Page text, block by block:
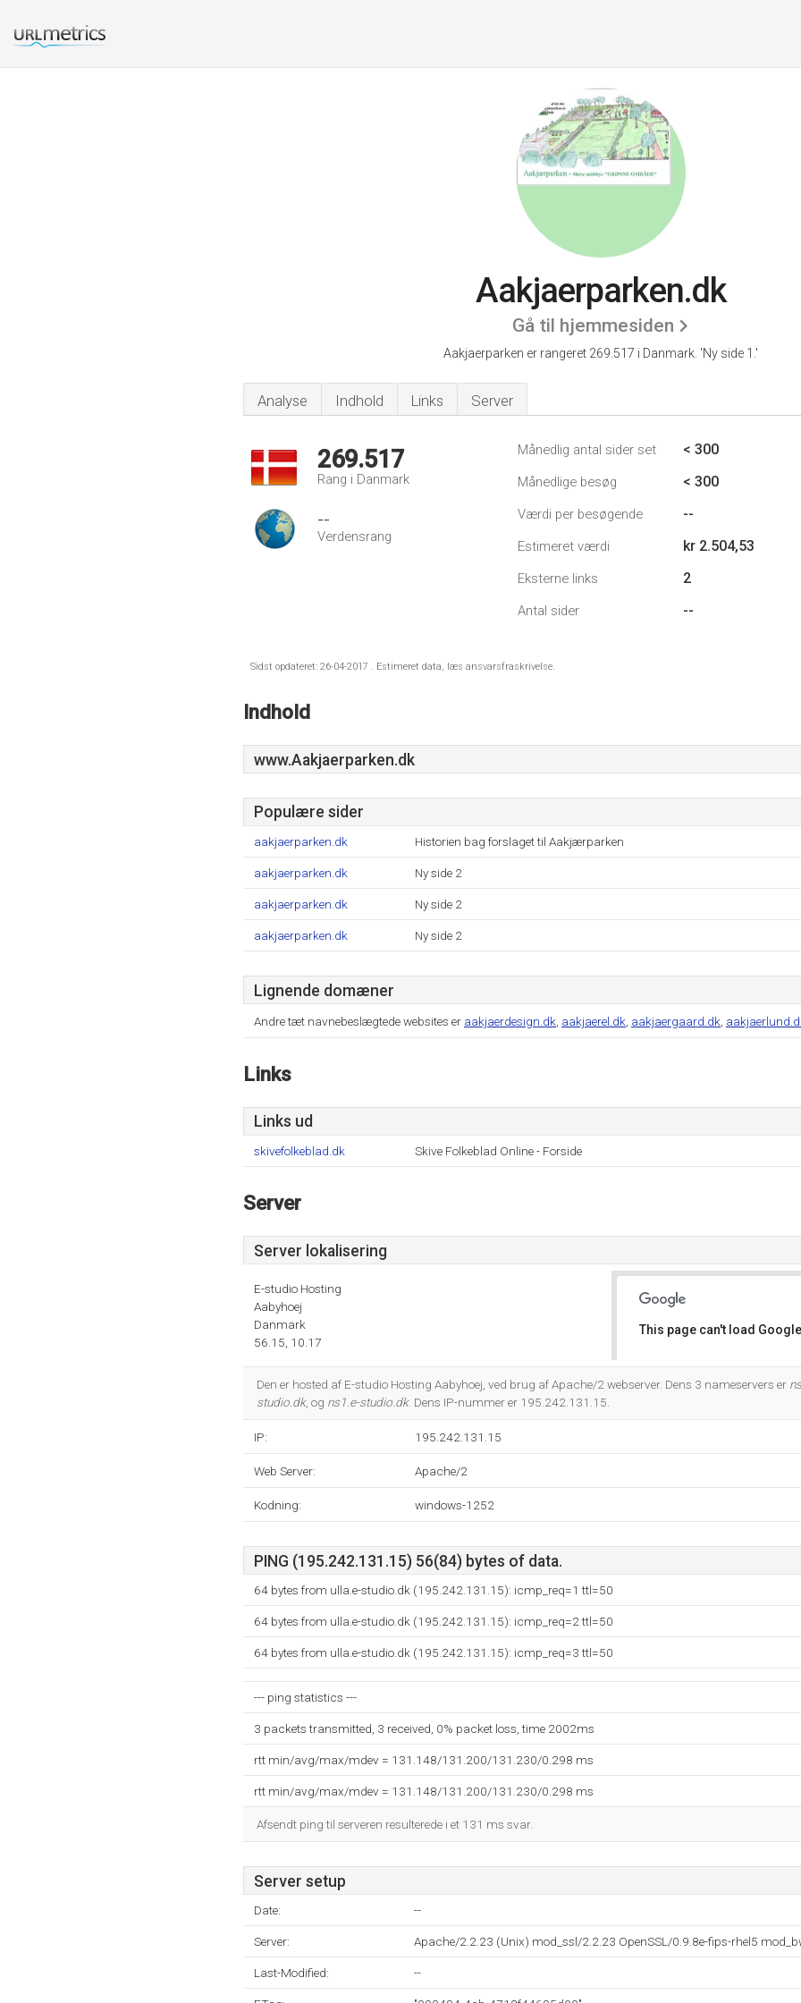
Aakjaerparken.dk
Gå til hjemmesiden
Aakjaerparken er rangeret 269.517 i Danmark. 'Ny side 1.'
Analyse Indhold Links Server
269.517
Rang i Danmark
--
Verdensrang
Månedlig antal sider set < 300
Månedlige besøg < 300
Værdi per besøgende --
Estimeret værdi kr 2.504,53
Eksterne links 2
Antal sider --
Sidst opdateret: 26-04-2017 . Estimeret data, læs ansvarsfraskrivelse.
Indhold
www.Aakjaerparken.dk
Populære sider
aakjaerparken.dk Historien bag forslaget til Aakjærparken
aakjaerparken.dk Ny side 2
aakjaerparken.dk Ny side 2
aakjaerparken.dk Ny side 2
Lignende domæner
Andre tæt navnebeslægtede websites er aakjaerdesign.dk aakjaerel.dk aakjaergaard.dk
Links
Links ud
skivefolkeblad.dk Skive Folkeblad Online - Forside
Server
Server lokalisering
E-studio Hosting
Aabyhoej
Danmark
56.15, 10.17
This page can't load
Den er hosted af E-studio Hosting Aabyhoej, ved brug af Apache/2 webserver. Dens 3 nameservers er
studio.dk, og ns1.e-studio.dk. Dens IP-nummer er 195.242.131.15.
IP: 195.242.131.15
Web Server: Apache/2
Kodning: windows-1252
PING (195.242.131.15) 56(84) bytes of data.
64 bytes from ulla.e-studio.dk (195.242.131.15): icmp_req=1 ttl=50
64 bytes from ulla.e-studio.dk (195.242.131.15): icmp_req=2 ttl=50
64 bytes from ulla.e-studio.dk (195.242.131.15): icmp_req=3 ttl=50
--- ping statistics ---
3 packets transmitted, 3 received, 0% packet loss, time 2002ms
rtt min/avg/max/mdev = 131.148/131.200/131.230/0.298 ms
rtt min/avg/max/mdev = 131.148/131.200/131.230/0.298 ms
Afsendt ping til serveren resulterede i et 131 ms svar.
Server setup
Date: --
Server: Apache/2.2.23 (Unix) mod_ssl/2.2.23 OpenSSL/0.9.8e-fips-rhel5
Last-Modified: --